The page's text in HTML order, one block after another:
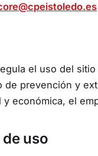
el uso del
de prevención y
económica, el
uso